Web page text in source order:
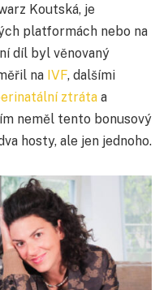
Koutská, je
platformách nebo na
díl byl věnovaný
na IVF, dalšími
ztráta a
neměl tento bonusový
hosty, ale jen jednoho.